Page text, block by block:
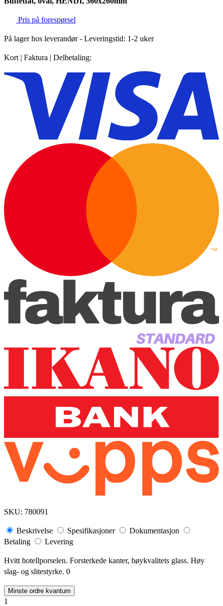
Pris på forespørsel
På lager hos leverandør- Leveringstid: 1-2 uker
Kort | Faktura | Delbetaling:
SKU: 780091
Beskrivelse Spesifikasjoner
Dokumentasjon
Betaling
Levering
Hvitt hotellporselen. Forsterkede kanter, høykvalitets glass. Høy
slag- og slitestyrke. 0
Minste ordre kvantum
1